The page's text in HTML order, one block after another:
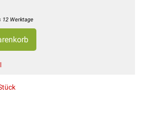
12 Werktage